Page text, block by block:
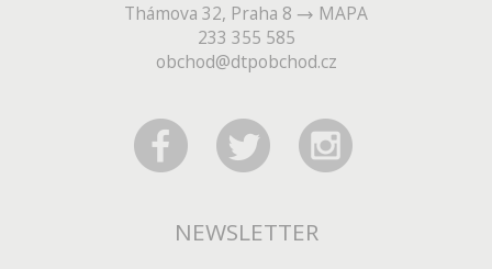
Thámova 32, Praha 8
MAPA
233 355 585
obchod@dtpobchod.cz
NEWSLETTER